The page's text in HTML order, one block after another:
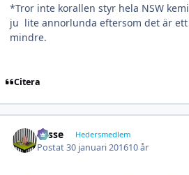
*Tror inte korallen styr hela NSW
ju lite annorlunda eftersom det är
mindre.
Citera
Lasse Hedersmedlem
Postat30 januari 201610 år